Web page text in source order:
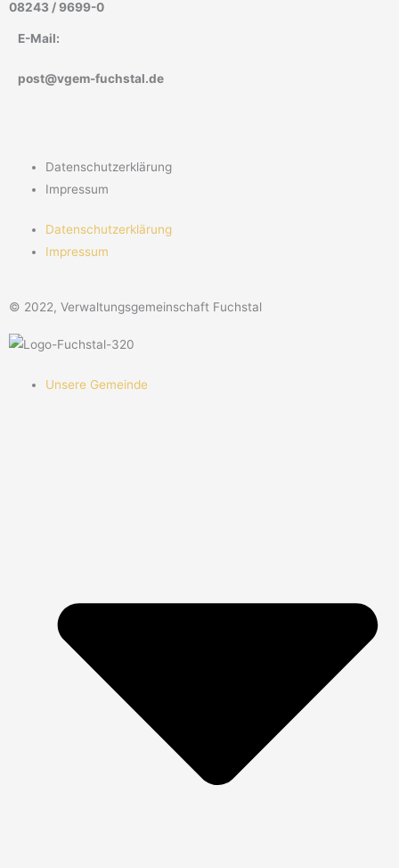
08243 / 9699-0
E-Mail:
post@vgem-fuchstal.de
Datenschutzerklärung
Impressum
Datenschutzerklärung
Impressum
© 2022, Verwaltungsgemeinschaft Fuchstal
Unsere Gemeinde